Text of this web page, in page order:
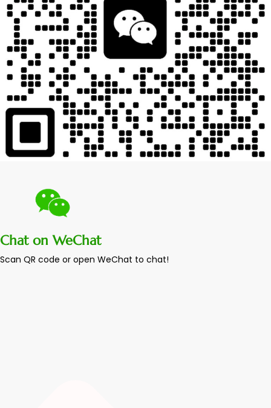
Chat on WeChat
Scan QR code or open WeChat to chat!